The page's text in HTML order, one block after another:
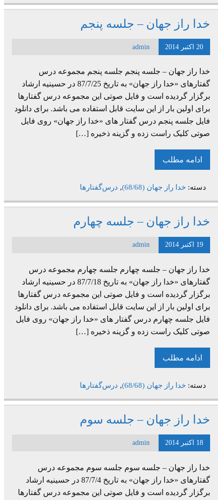
خدا راز جهان – جلسه پنجم
20 اکتبر 2014 admin
خدا راز جهان – جلسه پنجم جلسه پنجم مجموعه درس
گفتارهای «خدا راز جهان» به تاریخ 87/7/25 در حسینیه ارشاد
برگزار گردیده است و فایل صوتی این مجموعه درس گفتارها
برای اولین بار از این سایت قابل استفاده می باشد. برای دانلود
فایل جلسه پنجم درس گفتار های «خدا راز جهان» روی فایل
صوتی کلیک راست زده و گزینه ذخیره […]
ادامه مطلب
دسته: خدا راز جهان (68/68) , درس‌گفتارها
خدا راز جهان – جلسه چهارم
19 اکتبر 2014 admin
خدا راز جهان – جلسه چهارم جلسه چهارم مجموعه درس
گفتارهای «خدا راز جهان» به تاریخ 87/7/18 در حسینیه ارشاد
برگزار گردیده است و فایل صوتی این مجموعه درس گفتارها
برای اولین بار از این سایت قابل استفاده می باشد. برای دانلود
فایل جلسه چهارم درس گفتار های «خدا راز جهان» روی فایل
صوتی کلیک راست زده و گزینه ذخیره […]
ادامه مطلب
دسته: خدا راز جهان (68/68) , درس‌گفتارها
خدا راز جهان – جلسه سوم
18 اکتبر 2014 admin
خدا راز جهان – جلسه سوم جلسه سوم مجموعه درس
گفتارهای «خدا راز جهان» به تاریخ 87/7/4 در حسینیه ارشاد
برگزار گردیده است و فایل صوتی این مجموعه درس گفتارها